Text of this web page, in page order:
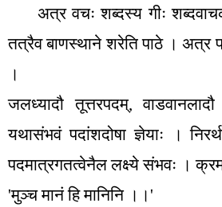
अत्र वचः शब्दस्य गीः
तत्रैव बाणस्थाने शरेति पाठे । अत्र
।
जलध्यादौ तूत्तरपदम्,
यथासंभवं पदांशदोषा ज्ञेयाः ।
पदमात्रगतत्वेनैल लक्ष्ये संभवः ।
'मुञ्च मानं हि मानिनि ।। '